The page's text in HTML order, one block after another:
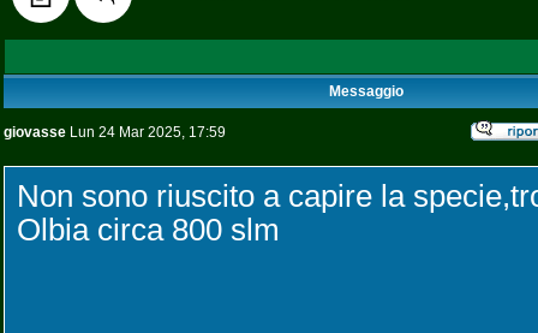
Messaggio
giovasse Lun 24 Mar 2025, 17:59
Non sono riuscito a capire la
Olbia circa 800 slm